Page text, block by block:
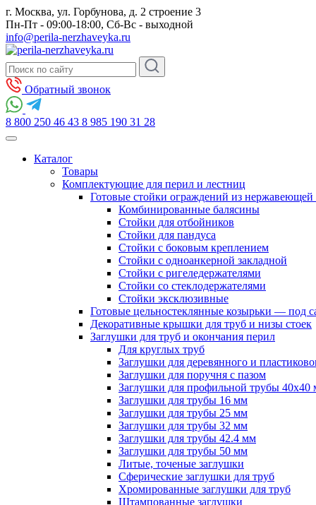
г. Москва, ул. Горбунова, д. 2 строение 3
Пн-Пт - 09:00-18:00, Сб-Вс - выходной
info@perila-nerzhaveyka.ru
Обратный звонок
8 800 250 46 43 8 985 190 31 28
Каталог
Товары
Комплектующие для перил и лестниц
Готовые стойки ограждений из нержавеющей
Комбинированные балясины
Стойки для отбойников
Стойки для пандуса
Стойки с боковым креплением
Стойки с одноанкерной закладной
Стойки с ригеледержателями
Стойки со стеклодержателями
Стойки эксклюзивные
Готовые цельностеклянные козырьки — под
Декоративные крышки для труб и низы стоек
Заглушки для труб и окончания перил
Для круглых труб
Заглушки для деревянного и
Заглушки для поручня с пазом
Заглушки для профильной трубы 40х40
Заглушки для трубы 16 мм
Заглушки для трубы 25 мм
Заглушки для трубы 32 мм
Заглушки для трубы 42.4 мм
Заглушки для трубы 50 мм
Литые, точеные заглушки
Сферические заглушки для труб
Хромированные заглушки для труб
Штампованные заглушки